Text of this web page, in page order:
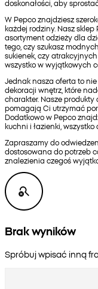
doskonałości, aby
W Pepco znajdziesz
każdej rodziny. Nasz
asortyment odzieży dla
tego, czy szukasz
sukienek, czy
wszystko w wyjątkowych
Jednak nasza oferta to
dekoracji wnętrz, które
charakter. Nasze
pomagają Ci utrzymać
Dodatkowo w Pepco
kuchni i łazienki,
Zapraszamy do
dostosowana do potrzeb
znalezienia czegoś
Brak wyników
Spróbuj wpisać inną